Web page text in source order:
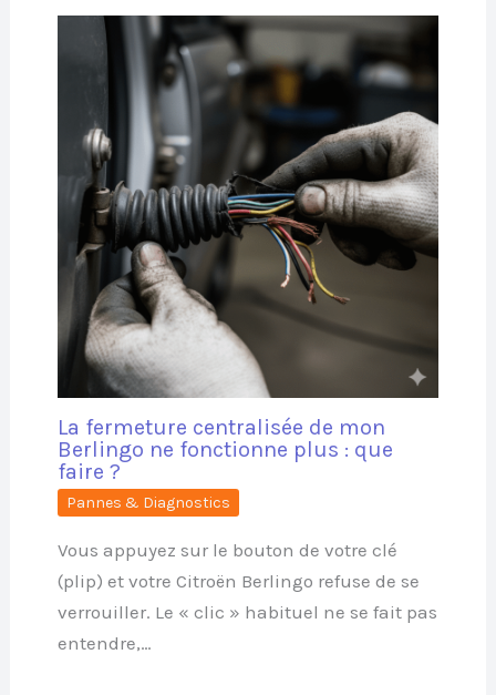
La fermeture centralisée de mon
Berlingo ne fonctionne plus : que
faire ?
Pannes & Diagnostics
Vous appuyez sur le bouton de votre clé
(plip) et votre Citroën Berlingo refuse de se
verrouiller. Le « clic » habituel ne se fait pas
entendre,…